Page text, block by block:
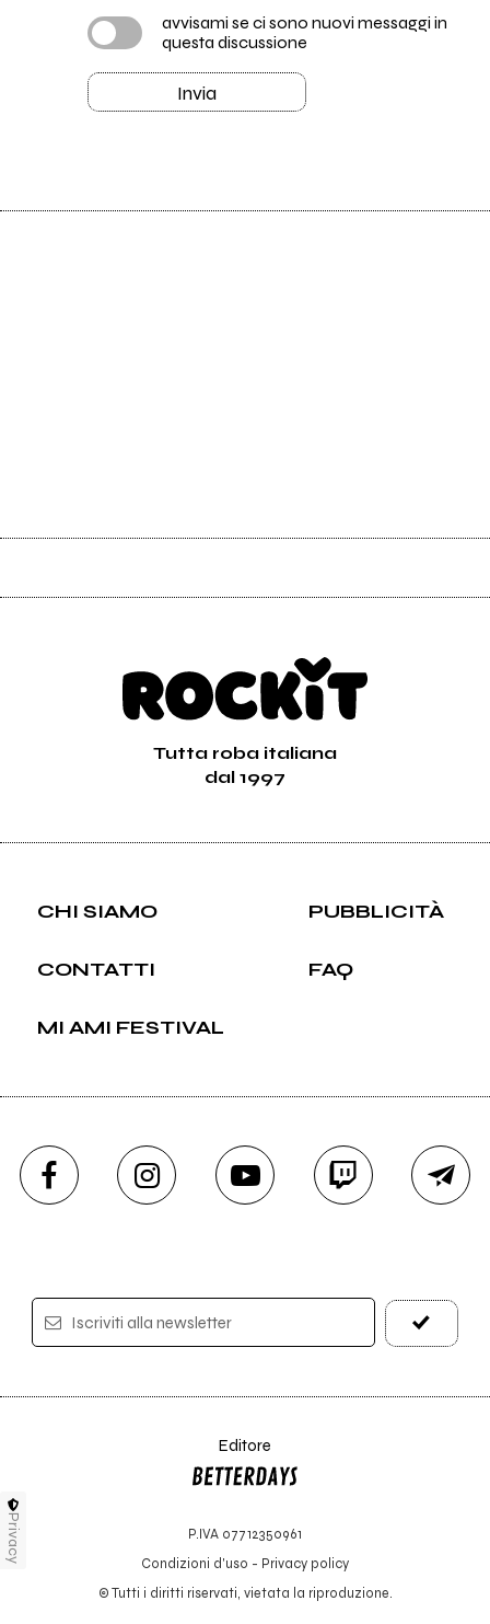
avvisami se ci sono nuovi messaggi in
questa discussione
Invia
Tutta roba italiana
dal 1997
CHI SIAMO PUBBLICITÀ
CONTATTI FAQ
MI AMI FESTIVAL
Iscriviti alla newsletter
Editore
P.IVA 07712350961
Condizioni d'uso - Privacy policy
© Tutti i diritti riservati, vietata la riproduzione.
Privacy